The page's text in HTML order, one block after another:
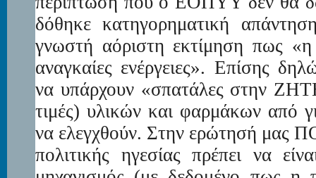
δόθηκε κατηγορηματική
γνωστή αόριστη εκτίμηση πως
αναγκαίες ενέργειες». Επίσης
να υπάρχουν «σπατάλες στην
τιμές) υλικών και φαρμάκων από
να ελεγχθούν. Στην ερώτησή μας
πολιτικής ηγεσίας πρέπει να